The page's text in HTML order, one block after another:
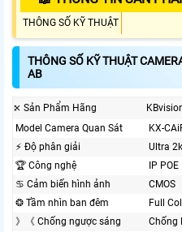
THÔNG SỐ KỸ THUẬT
THÔNG SỐ KỸ THUẬT
AB
⤪ Sản Phẩm Hãng
Model Camera Quan Sát
KX-
️⚡ Độ phân giải
Ultra
🏆 Công nghệ
IP POE
♋ Cảm biến hình ảnh
CMOS
❂ Tầm nhìn ban đêm
Full
》《 Chống ngược sáng
Chống